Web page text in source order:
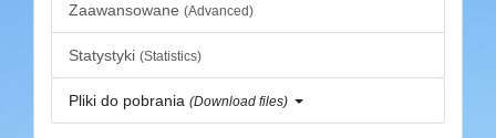
Zaawansowane (Advanced)
Statystyki (Statistics)
Pliki do pobrania (Download files)